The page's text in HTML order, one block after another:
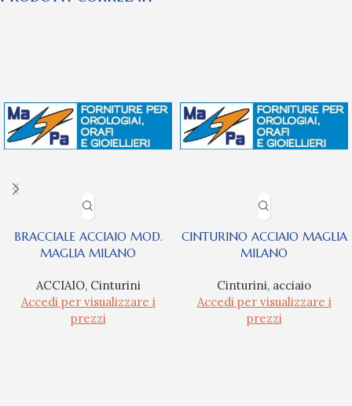
BRACCIALE ACCIAIO MOD.
MAGLIA MILANO
ACCIAIO, Cinturini
Accedi per visualizzare i
prezzi
CINTURINO ACCIAIO MAGLIA
MILANO
Cinturini, acciaio
Accedi per visualizzare i
prezzi